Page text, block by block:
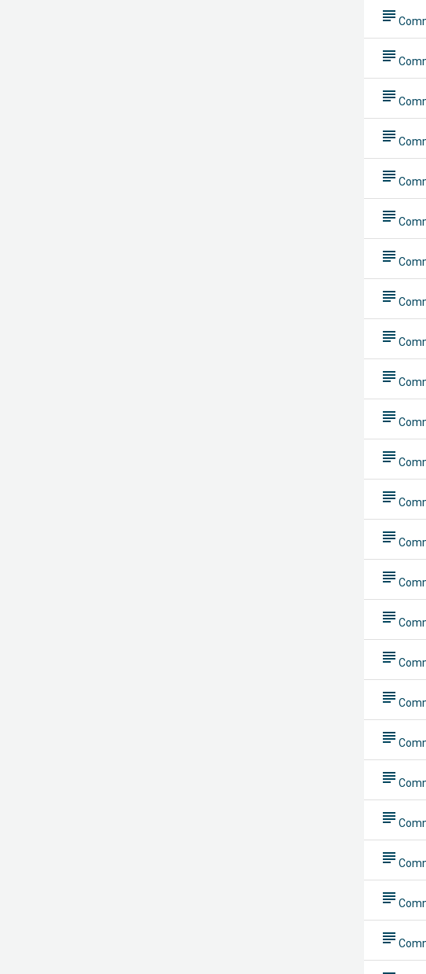
subject
subject
subject
subject
subject
subject
subject
subject
subject
subject
subject
subject
subject
subject
subject
subject
subject
subject
subject
subject
subject
subject
subject
subject